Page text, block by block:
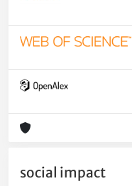
social impact